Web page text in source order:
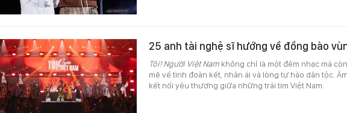
25 anh tài nghệ sĩ hướng về đồng bào
Tôi! Người Việt Nam không chỉ là một đêm nhạc mà
mẽ về tình đoàn kết, nhân ái và lòng tự hào dân tộc.
kết nối yêu thương giữa những trái tim Việt Nam.